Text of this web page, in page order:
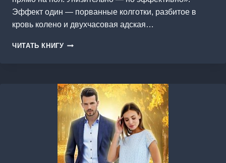
Эффект один — порванные колготки, разбитое в
кровь колено и двухчасовая адская…
ЧИТАТЬ КНИГУ ЛЮБОВЬ
ДЕЙСТВИЕ
КОЛДОВСТВА.